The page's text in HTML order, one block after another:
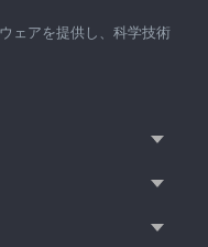
ェアを提供し、科学技術